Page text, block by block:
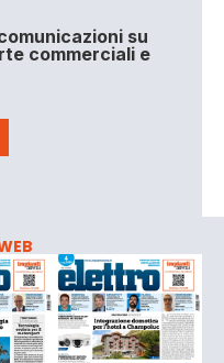
su
commerciali e